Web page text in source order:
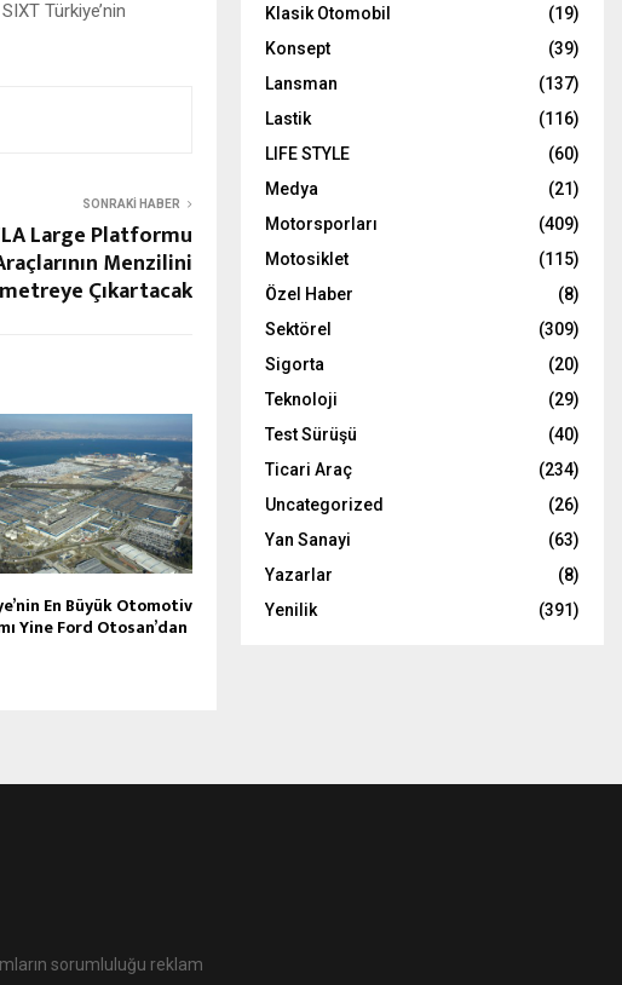
Türkiye’nin
SONRAKI HABER
Large Platformu
Menzilini
Çıkartacak
En Büyük Otomotiv
Yine Ford Otosan’dan
Klasik Otomobil
(19)
Konsept
(39)
Lansman
(137)
Lastik
(116)
LIFE STYLE
(60)
Medya
(21)
Motorsporları
(409)
Motosiklet
(115)
Özel Haber
(8)
Sektörel
(309)
Sigorta
(20)
Teknoloji
(29)
Test Sürüşü
(40)
Ticari Araç
(234)
Uncategorized
(26)
Yan Sanayi
(63)
Yazarlar
(8)
Yenilik
(391)
sorumluluğu reklam